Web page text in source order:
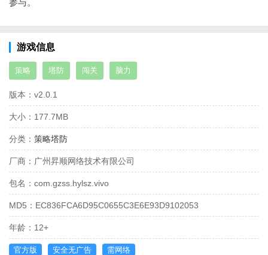
参与。
游戏信息
策略 塔防 闯关 脑力
版本： v2.0.1
大小： 177.7MB
分类： 策略塔防
厂商： 广州昇顺网络技术有限公司
包名： com.gzss.hylsz.vivo
MD5： EC836FCA6D95C0655C3E6E93D9102053
年龄： 12+
官方版 安全无广告 需网络